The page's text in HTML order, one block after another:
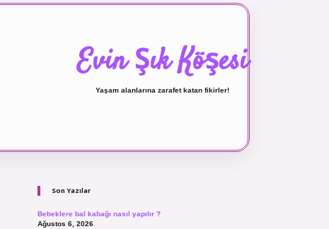
Evin Şık Köşesi
Yaşam alanlarına zarafet katan fikirler!
Son Yazılar
Bebeklere bal kabağı nasıl yapılır ?
Ağustos 6, 2026